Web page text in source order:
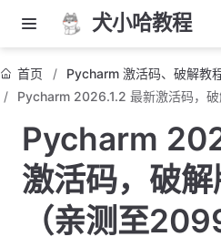
犬小哈教程
首页
Pycharm 激活码、破解教
Pycharm 2026.1.2 最新激活码，
Pycharm
激活码，破
（亲测至